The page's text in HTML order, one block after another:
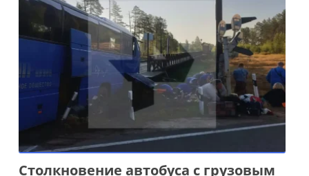
Столкновение автобуса с грузовым